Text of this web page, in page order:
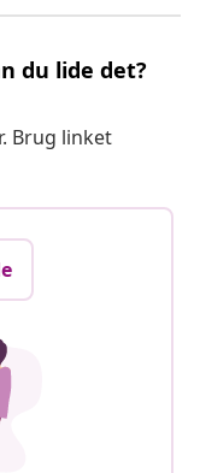
du lide det?
Brug linket